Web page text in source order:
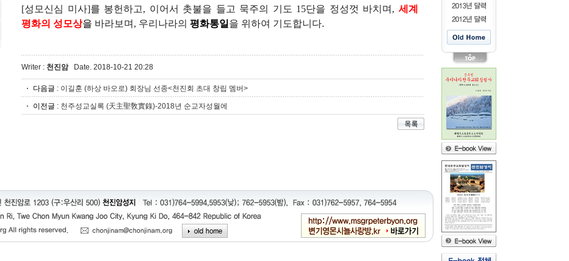
[성모신심 미사]를 봉헌하고, 이어서 촛불을 들고 묵주의 기도 15단을 정성껏 바치며 ,세계
평화의 성모상을 바라보며 , 우리나라의 평화통일 을 위하여 기도합니다.
Writer : 천진암 Date. 2018-10-21 20:28
다음글 : 이길훈 (하상 바오로) 회장님 선종<천진회 초대 창립 멤버>
이전글 : 천주성교실록 (天主聖敎實錄)-2018년 순교자성월에